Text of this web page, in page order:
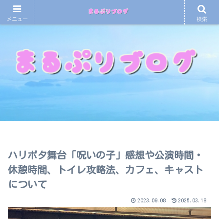
ハリポタ舞台「呪いの子」感想や公演時間・
休憩時間、トイレ攻略法、カフェ、キャスト
について
2023.09.08 2025.03.18
メニュー 検索